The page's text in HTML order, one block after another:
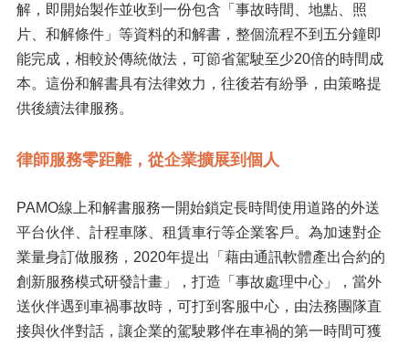
解，即開始製作並收到一份包含「事故時間、地點、照
片、和解條件」等資料的和解書，整個流程不到五分鐘即
能完成，相較於傳統做法，可節省駕駛至少20倍的時間成
本。這份和解書具有法律效力，往後若有紛爭，由策略提
供後續法律服務。
律師服務零距離，從企業擴展到個人
PAMO線上和解書服務一開始鎖定長時間使用道路的外送
平台伙伴、計程車隊、租賃車行等企業客戶。為加速對企
業量身訂做服務，2020年提出「藉由通訊軟體產出合約的
創新服務模式研發計畫」，打造「事故處理中心」，當外
送伙伴遇到車禍事故時，可打到客服中心，由法務團隊直
接與伙伴對話，讓企業的駕駛夥伴在車禍的第一時間可獲